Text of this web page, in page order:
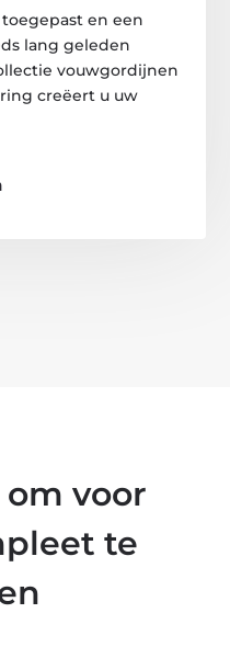
en een
lang geleden
vouwgordijnen
creëert u uw
om voor
te